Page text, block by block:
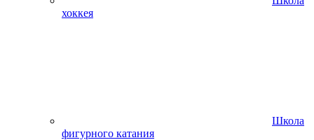
хоккея
Школа
фигурного катания